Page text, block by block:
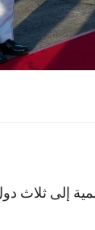
إلى ثلاث